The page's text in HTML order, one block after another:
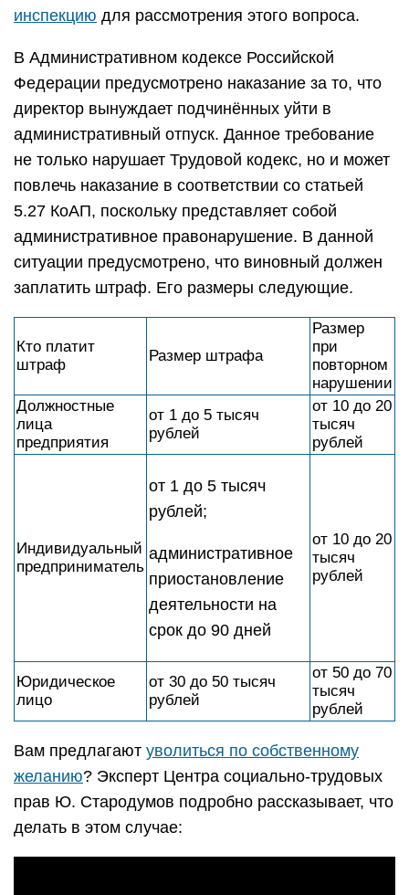
инспекцию для рассмотрения этого вопроса.
В Административном кодексе Российской
Федерации предусмотрено наказание за то, что
директор вынуждает подчинённых уйти в
административный отпуск. Данное требование
не только нарушает Трудовой кодекс, но и может
повлечь наказание в соответствии со статьей
5.27 КоАП, поскольку представляет собой
административное правонарушение. В данной
ситуации предусмотрено, что виновный должен
заплатить штраф. Его размеры следующие.
Кто платит
штраф
Размер штрафа
Размер
при
повторном
нарушении
Должностные
лица
предприятия
от 1 до 5 тысяч
рублей
от 10 до 20
тысяч
рублей
Индивидуальный
предприниматель
от 1 до 5 тысяч
рублей;
административное
приостановление
деятельности на
срок до 90 дней
от 10 до 20
тысяч
рублей
Юридическое
лицо
от 30 до 50 тысяч
рублей
от 50 до 70
тысяч
рублей
Вам предлагают уволиться по собственному
желанию? Эксперт Центра социально-трудовых
прав Ю. Стародумов подробно рассказывает, что
делать в этом случае: